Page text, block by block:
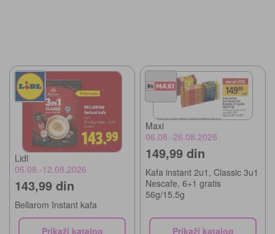
Lidl
06.08.-12.08.2026
143,99 din
Bellarom Instant kafa
Prikaži katalog
Maxi
06.08.-26.08.2026
149,99 din
Kafa instant 2u1, Classic 3u1
Nescafe, 6+1 gratis
56g/15.5g
Prikaži katalog